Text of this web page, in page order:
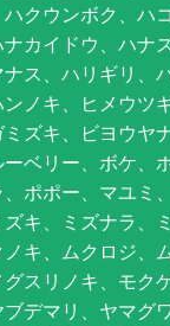
クウンボク、ハ
カイドウ、ハナ
ス、ハリギリ、
ノキ、ヒメウツ
ズキ、ビヨウヤ
ベリー、ボケ、
ポポー、マユミ
キ、ミズナラ、
キ、ムクロジ、
スリノキ、モク
デマリ、ヤマグ